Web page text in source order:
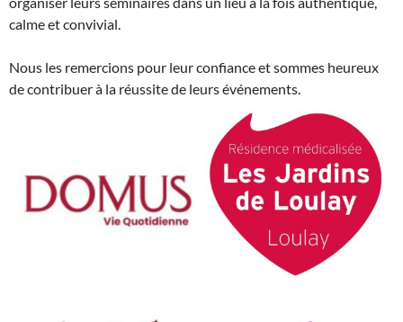
calme et convivial.
Nous les remercions pour leur confiance et sommes heureux
de contribuer à la réussite de leurs événements.
Domus Les Jardins de Loulay